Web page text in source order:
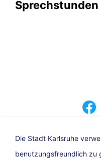
Sprechstunden
Angebot
Die Stadt Karlsruhe
benutzungsfreundlich zu